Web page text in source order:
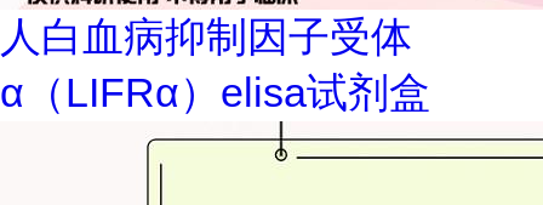
人白血病抑制因子受体
α（LIFRα）elisa试剂盒